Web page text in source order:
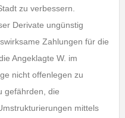
zu verbessern.
Derivate ungünstig
Zahlungen für die
Angeklagte W. im
nicht offenlegen zu
gefährden, die
mittels